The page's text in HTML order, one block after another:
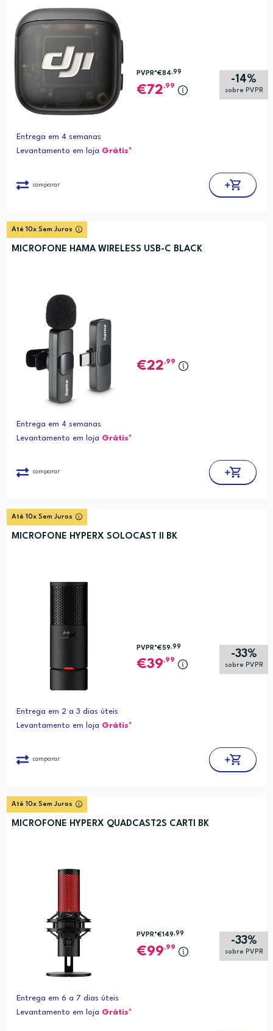
-14%
sobre PVPR
PVPR*€84,99
72,99
Entrega em 4 semanas
Levantamento em loja Grátis*
comparar
Até 10x Sem Juros
MICROFONE HAMA WIRELESS USB-C BLACK
22,99
Entrega em 4 semanas
Levantamento em loja Grátis*
comparar
Até 10x Sem Juros
MICROFONE HYPERX SOLOCAST II BK
-33%
sobre PVPR
PVPR*€59 ,99
39,99
Entrega em 2 a 3 dias úteis
Levantamento em loja Grátis*
comparar
Até 10x Sem Juros
MICROFONE HYPERX QUADCAST2S CARTI BK
-33%
sobre PVPR
PVPR*€149,99
99,99
Entrega em 6 a 7 dias úteis
Levantamento em loja Grátis*